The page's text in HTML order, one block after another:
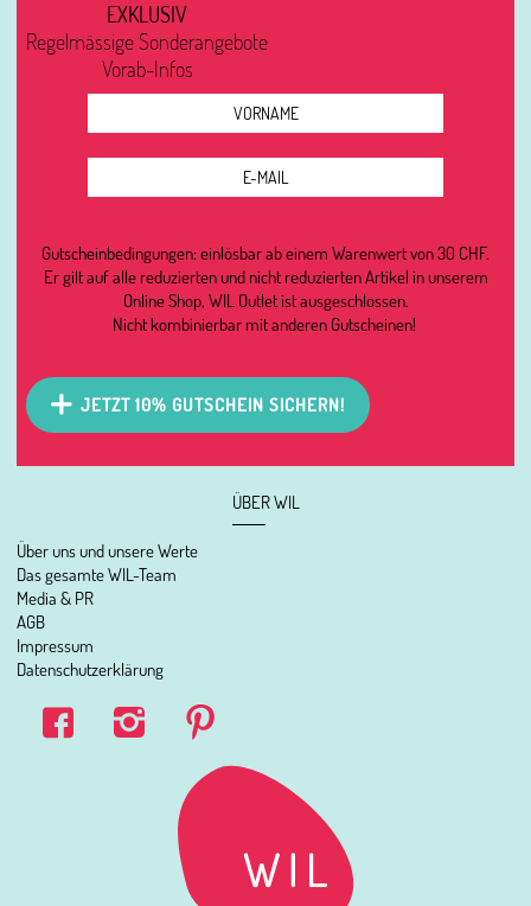
ÜBER WIL
Über uns und unsere Werte
Das gesamte WIL-Team
Media & PR
AGB
Impressum
Datenschutzerklärung
EXKLUSIV
Regelmässige Sonderangebote
Vorab-Infos
Gutscheinbedingungen: einlösbar ab einem Warenwert von 30 CHF.
Er gilt auf alle reduzierten und nicht reduzierten Artikel in unserem
Online Shop, WIL Outlet ist ausgeschlossen.
Nicht kombinierbar mit anderen Gutscheinen!
JETZT 10% GUTSCHEIN SICHERN!